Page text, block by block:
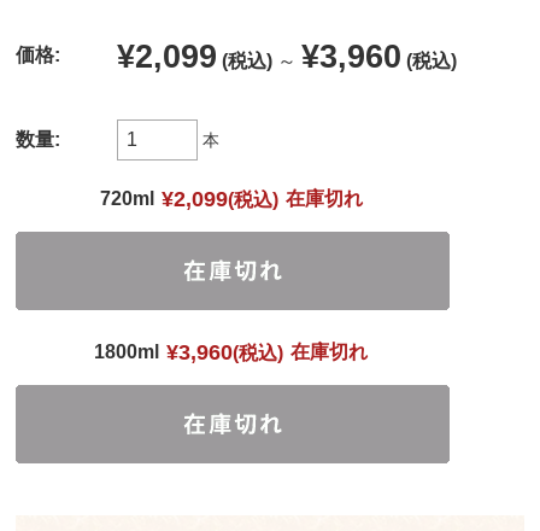
価格: ¥2,099 (税込) ～ ¥3,960 (税込)
数量: 本
720ml ¥2,099(税込) 在庫切れ
1800ml ¥3,960(税込) 在庫切れ